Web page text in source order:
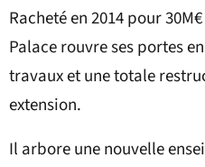
Racheté en 2014 pour
Palace rouvre ses portes
travaux et une totale
extension.
Il arbore une nouvelle